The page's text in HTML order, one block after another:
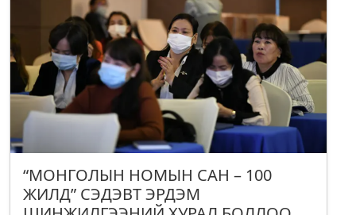
“МОНГОЛЫН НОМЫН САН – 100
ЖИЛД” СЭДЭВТ ЭРДЭМ